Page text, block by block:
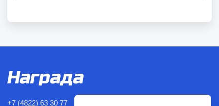
+7 (4822) 63 30 77